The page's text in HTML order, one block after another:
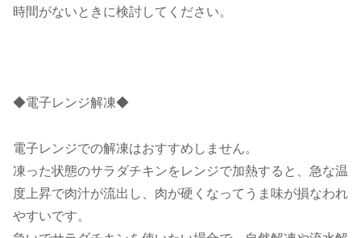
時間がないときに検討してください。
◆電子レンジ解凍◆
電子レンジでの解凍はおすすめしません。
凍った状態のサラダチキンをレンジで加熱すると、急な温
度上昇で肉汁が流出し、肉が硬くなってうま味が損なわれ
やすいです。